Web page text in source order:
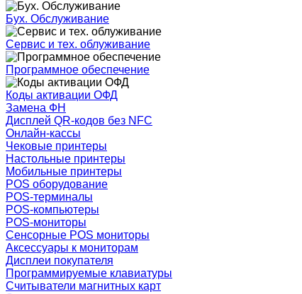
Бух. Обслуживание
Сервис и тех. облуживание
Программное обеспечение
Коды активации ОФД
Замена ФН
Дисплей QR-кодов без NFC
Онлайн-кассы
Чековые принтеры
Настольные принтеры
Мобильные принтеры
POS оборудование
POS-терминалы
POS-компьютеры
POS-мониторы
Сенсорные POS мониторы
Аксессуары к мониторам
Дисплеи покупателя
Программируемые клавиатуры
Считыватели магнитных карт